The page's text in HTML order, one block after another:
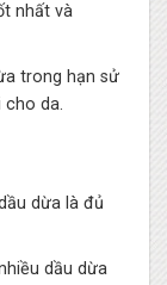
nhất và
trong hạn sử
cho da.
dừa là đủ
dầu dừa